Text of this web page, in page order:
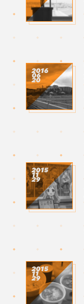
2016
06
20
2015
11
29
2015
11
29